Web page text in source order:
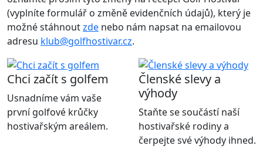
(vyplníte formulář o změně evidenčních údajů), který je
možné stáhnoutzde nebo nám napsat na emailovou
adresu klub@golfhostivar.cz.
Chci začít s golfem
Usnadníme vám vaše
první golfové krůčky
hostivařským areálem.
Členské slevy a
výhody
Staňte se součástí naší
hostivařské rodiny a
čerpejte své výhody ihned.